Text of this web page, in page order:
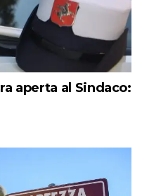
aperta al Sindaco: